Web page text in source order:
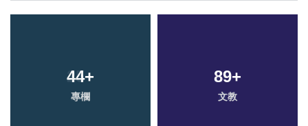
44+
專欄
89+
文教